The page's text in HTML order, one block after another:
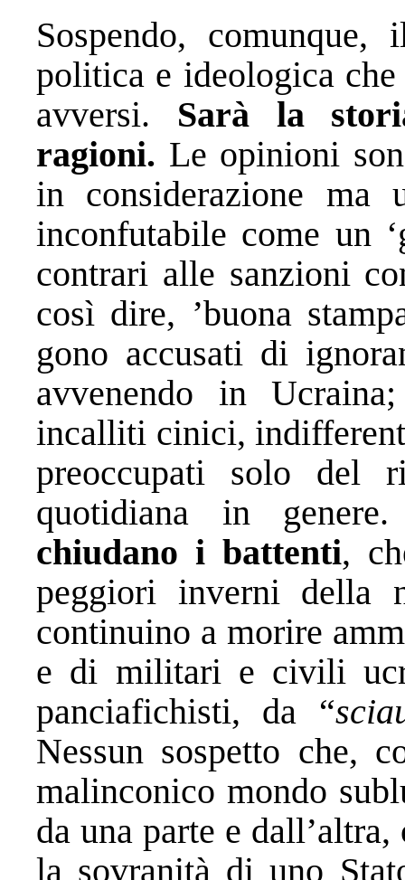
Sospendo,
politica e ideologica
avversi. Sarà la
ragioni. Le opinioni
in considerazione ma
inconfutabile come un
contrari alle sanzioni
così dire, ’buona
gono accusati di
avvenendo in
incalliti cinici,
preoccupati solo del
quotidiana in
chiudano i battenti,
peggiori inverni della
continuino a morire
e di militari e civili
panciafichisti, da “
Nessun sospetto che,
malinconico mondo
da una parte e
la sovranità di uno